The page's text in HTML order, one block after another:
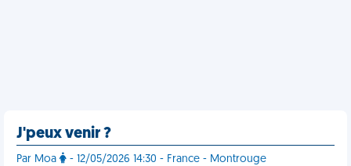
J'peux venir ?
Par Moa - 12/05/2026 14:30 - France - Montrouge